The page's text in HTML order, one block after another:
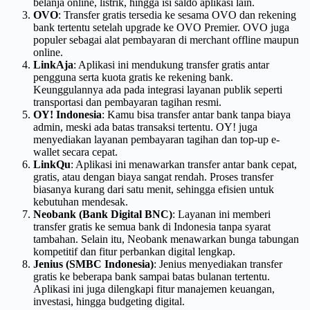
OVO: Transfer gratis tersedia ke sesama OVO dan rekening
bank tertentu setelah upgrade ke OVO Premier. OVO juga
populer sebagai alat pembayaran di merchant offline maupun
online.
LinkAja: Aplikasi ini mendukung transfer gratis antar
pengguna serta kuota gratis ke rekening bank.
Keunggulannya ada pada integrasi layanan publik seperti
transportasi dan pembayaran tagihan resmi.
OY! Indonesia: Kamu bisa transfer antar bank tanpa biaya
admin, meski ada batas transaksi tertentu. OY! juga
menyediakan layanan pembayaran tagihan dan top-up e-
wallet secara cepat.
LinkQu: Aplikasi ini menawarkan transfer antar bank cepat,
gratis, atau dengan biaya sangat rendah. Proses transfer
biasanya kurang dari satu menit, sehingga efisien untuk
kebutuhan mendesak.
Neobank (Bank Digital BNC): Layanan ini memberi
transfer gratis ke semua bank di Indonesia tanpa syarat
tambahan. Selain itu, Neobank menawarkan bunga tabungan
kompetitif dan fitur perbankan digital lengkap.
Jenius (SMBC Indonesia): Jenius menyediakan transfer
gratis ke beberapa bank sampai batas bulanan tertentu.
Aplikasi ini juga dilengkapi fitur manajemen keuangan,
investasi, hingga budgeting digital.